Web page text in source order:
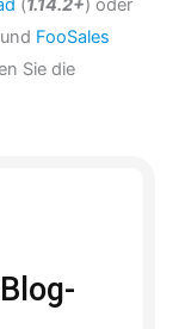
(1.14.2+) oder
FooSales
Sie die